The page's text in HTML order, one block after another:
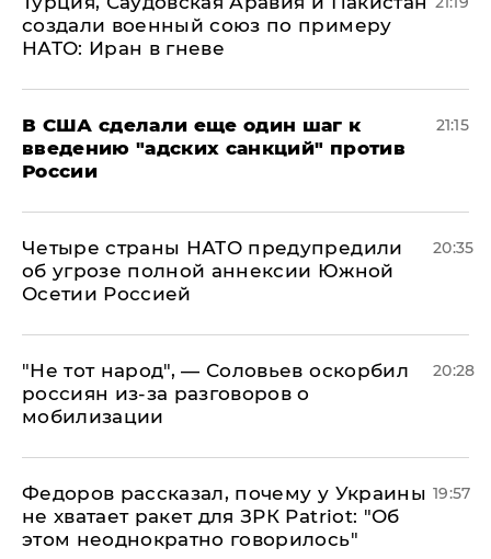
создали военный союз по примеру
НАТО: Иран в гневе
В США сделали еще один шаг к
введению "адских санкций" против
России
21:15
Четыре страны НАТО предупредили
об угрозе полной аннексии Южной
Осетии Россией
20:35
​"Не тот народ", — Соловьев оскорбил
россиян из-за разговоров о
мобилизации
20:28
Федоров рассказал, почему у Украины
не хватает ракет для ЗРК Patriot: "Об
этом неоднократно говорилось"
19:57